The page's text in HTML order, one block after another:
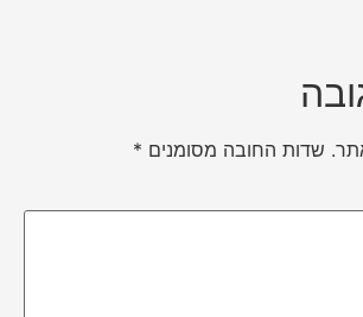
שדות החובה מסומנים *